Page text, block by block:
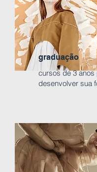
graduação
cursos de 3 anos
desenvolver sua